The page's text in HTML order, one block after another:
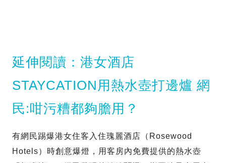
延伸閱讀：港女酒店
STAYCATION用熱水壺打邊爐 網
民:咁污糟都夠膽用？
有網民踢爆港女住客入住瑰麗酒店（Rosewood
Hotels）時創意爆燈，用客房內免費提供的熱水壺